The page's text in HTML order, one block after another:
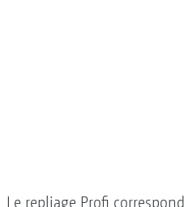
Le repliage Profi